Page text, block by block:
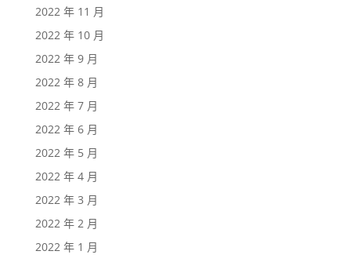
2022 年 11 月
2022 年 10 月
2022 年 9 月
2022 年 8 月
2022 年 7 月
2022 年 6 月
2022 年 5 月
2022 年 4 月
2022 年 3 月
2022 年 2 月
2022 年 1 月